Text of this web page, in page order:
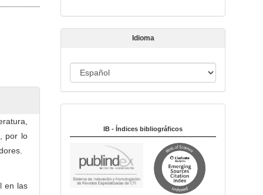
por lo
en las
t
í
o
Idioma
d
m
IB - Índices bibliográficos